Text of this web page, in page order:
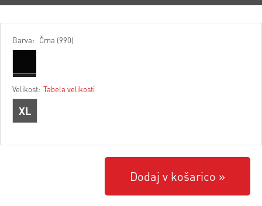
Barva: Črna (990)
Velikost: Tabela velikosti
XL
Dodaj v košarico